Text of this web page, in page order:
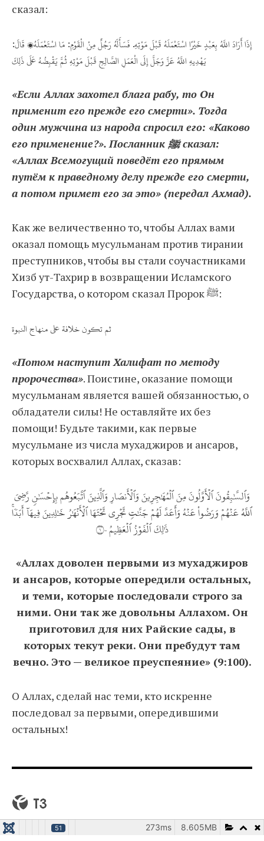
сказал:
إِذَا أَرَادَ اللَّهُ بِعَبْدٍ خَيْرًا اسْتَعْمَلَهُ قَبْلَ مَوْتِهِ. فَسَأَلَهُ رَجُلٌ مِنْ الْقَوْمِ: مَا اسْتَعْمَلَهُ؟ قَالَ:
يَهْدِيهِ اللَّهُ عَزَّ وَجَلَّ إِلَى الْعَمَلِ الصَّالِحِ قَبْلَ مَوْتِهِ ثُمَّ يَقْبِضُهُ عَلَى ذَلِكَ
«Если Аллах захотел блага рабу, то Он
применит его прежде его смерти». Тогда
один мужчина из народа спросил его: «Каково
его применение?». Посланник ﷺ сказал:
«Аллах Всемогущий поведёт его прямым
путём к праведному делу прежде его смерти,
а потом примет его за это» (передал Ахмад).
Как же величественно то, чтобы Аллах вами
оказал помощь мусульманам против тирании
преступников, чтобы вы стали соучастниками
Хизб ут-Тахрир в возвращении Исламского
Государства, о котором сказал Пророк ﷺ:
ثم تكون خلافة على منهاج النبوة
«Потом наступит Халифат по методу
пророчества». Поистине, оказание помощи
мусульманам является вашей обязанностью, о
обладатели силы! Не оставляйте их без
помощи! Будьте такими, как первые
мусульмане из числа мухаджиров и ансаров,
которых восхвалил Аллах, сказав:
وَٱلسَّٰبِقُونَ ٱلۡأَوَّلُونَ مِنَ ٱلۡمُهَٰجِرِينَ وَٱلۡأَنصَارِ وَٱلَّذِينَ ٱتَّبَعُوهُم بِإِحۡسَٰنٖ رَّضِيَ
ٱللَّهُ عَنۡهُمۡ وَرَضُواْ عَنۡهُ وَأَعَدَّ لَهُمۡ جَنَّٰتٖ تَجۡرِي تَحۡتَهَا ٱلۡأَنۡهَٰرُ خَٰلِدِينَ فِيهَآ أَبَدٗاۚ
ذَٰلِكَ ٱلۡفَوۡزُ ٱلۡعَظِيمُ ١٠٠
«Аллах доволен первыми из мухаджиров
и ансаров, которые опередили остальных,
и теми, которые последовали строго за
ними. Они так же довольны Аллахом. Он
приготовил для них Райские сады, в
которых текут реки. Они пребудут там
вечно. Это — великое преуспеяние» (9:100).
О Аллах, сделай нас теми, кто искренне
последовал за первыми, опередившими
остальных!
51 8.605MB
273ms